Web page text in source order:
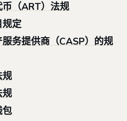
（ART）法规
定
务提供商（CASP）的规
规
规
包